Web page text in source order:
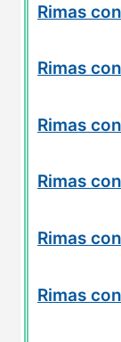
Rimas
Rimas
Rimas
Rimas
Rimas
Rimas